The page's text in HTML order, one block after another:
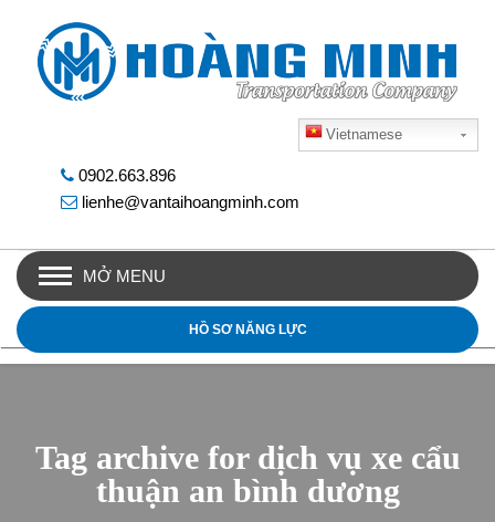
Vietnamese
0902.663.896
lienhe@vantaihoangminh.com
MỞ MENU
HỒ SƠ NĂNG LỰC
Tag archive for dịch vụ xe cẩu
thuận an bình dương